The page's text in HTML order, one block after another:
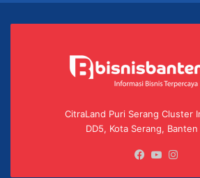
CitraLand Puri Serang Cluster
DD5, Kota Serang, Banten
Facebook